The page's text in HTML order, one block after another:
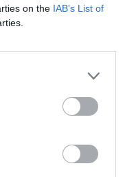
on the IAB’s List of
των
ρόλο